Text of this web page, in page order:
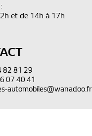
et de 14h à 17h
82 81 29
07 40 41
automobiles@wanadoo.fr